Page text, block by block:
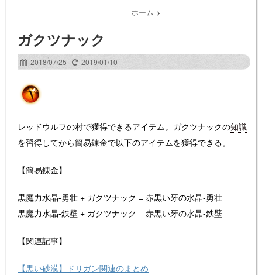
ホーム >
ガクツナック
2018/07/25 2019/01/10
レッドウルフの村で獲得できるアイテム。ガクツナックの知識
を習得してから簡易錬金で以下のアイテムを獲得できる。
【簡易錬金】
黒魔力水晶-勇壮 + ガクツナック = 赤黒い牙の水晶-勇壮
黒魔力水晶-鉄壁 + ガクツナック = 赤黒い牙の水晶-鉄壁
【関連記事】
【黒い砂漠】ドリガン関連のまとめ